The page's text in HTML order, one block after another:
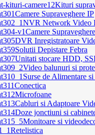
Kituri
Camere Supraveghere IP
NVR Network Video
Camere
DVR Inregistratoare
Solutii Depistare Febra
Unitati stocare HDD,
Video balunuri si
Surse de Alimentare
Conectica
Microfoane
Cabluri si Adaptoare
Doze jonctiuni si
Monitoare si
Retelistica